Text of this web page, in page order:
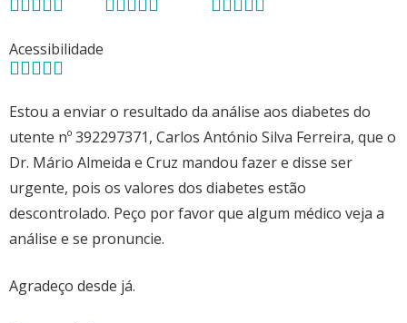
Acessibilidade
Estou a enviar o resultado da análise aos diabetes do
utente nº 392297371, Carlos António Silva Ferreira, que o
Dr. Mário Almeida e Cruz mandou fazer e disse ser
urgente, pois os valores dos diabetes estão
descontrolado. Peço por favor que algum médico veja a
análise e se pronuncie.
Agradeço desde já.